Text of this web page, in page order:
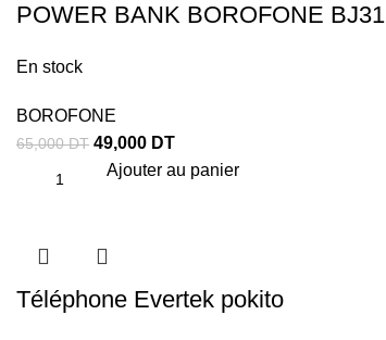
POWER BANK BOROFONE BJ31
En stock
BOROFONE
65,000DT 49,000 DT
Ajouter au panier
Téléphone Evertek pokito